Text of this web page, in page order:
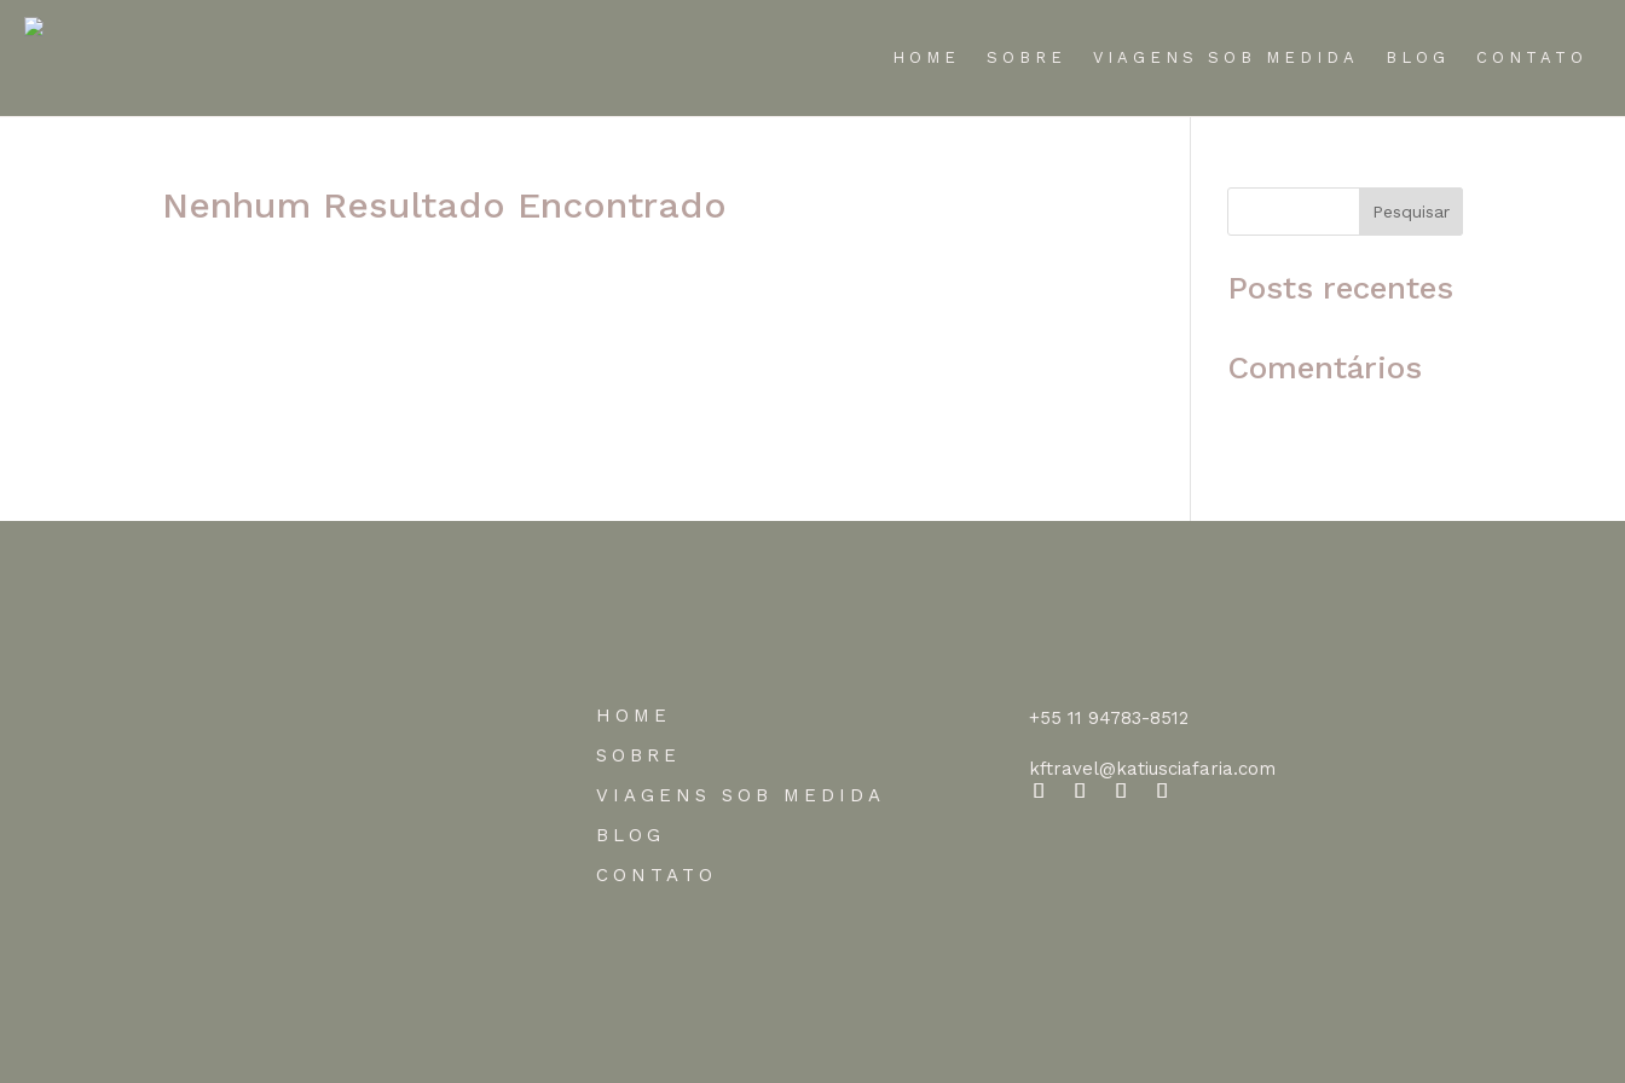
HOME SOBRE VIAGENS SOB MEDIDA BLOG CONTATO
Nenhum Resultado Encontrado Pesquisar
Posts recentes
Comentários
HOME
SOBRE
VIAGENS SOB MEDIDA
BLOG
CONTATO
+55 11 94783-8512
kftravel@katiusciafaria.com